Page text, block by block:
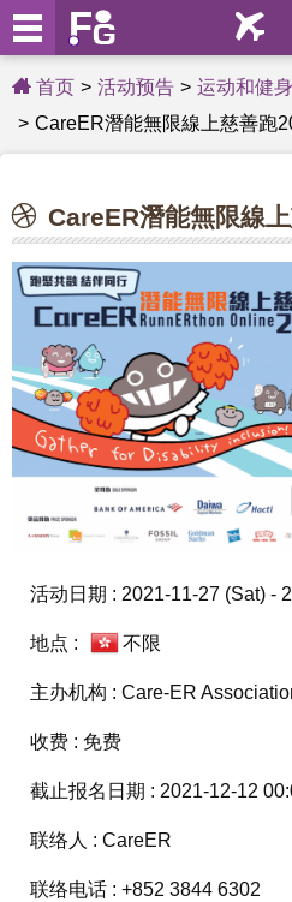
首页 活动预告
运动和健身
CareER潛能無限線上慈善跑
CareER潛能無限線
活动日期 : 2021-11-27 (Sat) -
地点 : 不限
主办机构 : Care-ER
收费 : 免费
截止报名日期 : 2021-12-12
联络人 : CareER
联络电话 : +852 3844 6302